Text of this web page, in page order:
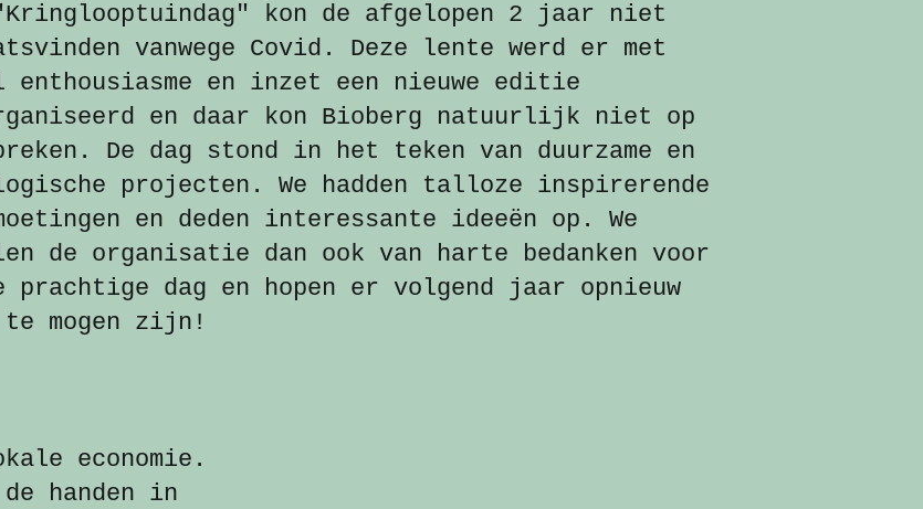
kon de afgelopen 2 jaar niet
vanwege Covid. Deze lente werd er met
enthousiasme en inzet een nieuwe editie
en daar kon Bioberg natuurlijk niet op
De dag stond in het teken van duurzame en
projecten. We hadden talloze inspirerende
en deden interessante ideeën op. We
de organisatie dan ook van harte bedanken voor
prachtige dag en hopen er volgend jaar opnieuw
mogen zijn!
economie.
handen in